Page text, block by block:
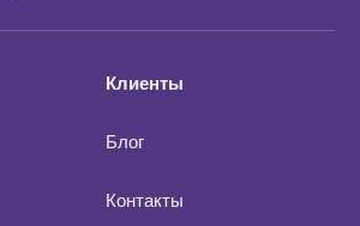
Клиенты
Блог
Контакты